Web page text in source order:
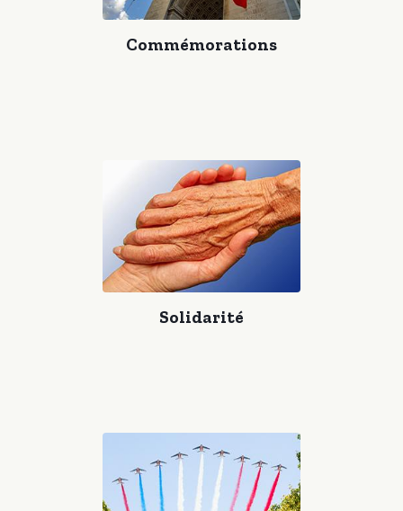
Commémorations
Solidarité